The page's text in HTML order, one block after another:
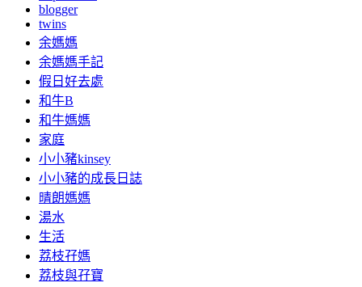
blogger
twins
余媽媽
余媽媽手記
假日好去處
和牛B
和牛媽媽
家庭
小小豬kinsey
小小豬的成長日誌
晴朗媽媽
湯水
生活
荔枝孖媽
荔枝與孖寶